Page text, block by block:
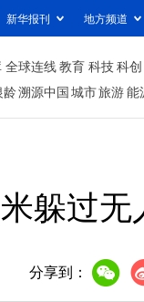
新华报刊 地方频道
全球连线教育 科技科创
龄溯源中国城市旅游能
躲过无
分享到：